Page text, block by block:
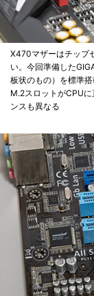
X470マザーはチップ
い。今回準備した
板状のもの）を標準
M.2スロットがCPU
ンスも異なる